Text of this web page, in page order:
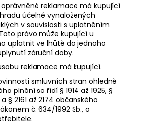
oprávněné reklamace má kupující
účelně vynaložených
v souvislosti s uplatněním
právo může kupující u
uplatnit ve lhůtě do jednoho
záruční doby.
reklamace má kupující.
smluvních stran ohledně
plnění se řídí § 1914 až 1925, §
a § 2161 až 2174 občanského
č. 634/1992 Sb., o